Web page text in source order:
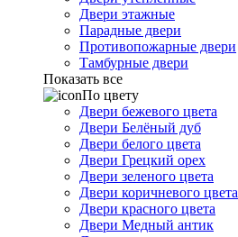
Двери этажные
Парадные двери
Противопожарные двери
Тамбурные двери
Показать все
По цвету
Двери бежевого цвета
Двери Белёный дуб
Двери белого цвета
Двери Грецкий орех
Двери зеленого цвета
Двери коричневого цвета
Двери красного цвета
Двери Медный антик